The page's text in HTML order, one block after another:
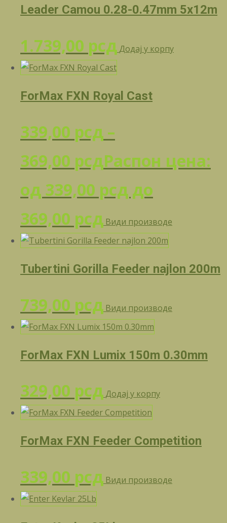
Leader Camou 0.28-0.47mm 5x12m
1.739,00 рсд Додај у корпу
ForMax FXN Royal Cast
339,00 рсд –
369,00 рсдРаспон цена:
од 339,00 рсд до
369,00 рсд Види производе
Tubertini Gorilla Feeder najlon 200m
739,00 рсд Види производе
ForMax FXN Lumix 150m 0.30mm
329,00 рсд Додај у корпу
ForMax FXN Feeder Competition
339,00 рсд Види производе